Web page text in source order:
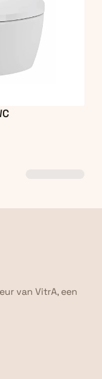
van VitrA, een